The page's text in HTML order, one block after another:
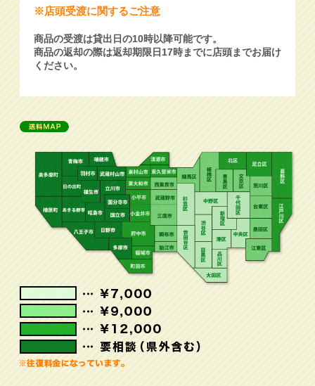
※店頭受渡に関するご注意
商品の受渡は貸出日の10時以降可能です。
商品の返却の際は返却期限日17時までに店頭までお届け
ください。